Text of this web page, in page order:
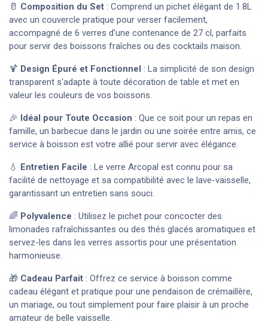
🥛 Composition du Set : Comprend un pichet élégant de 1.8L
avec un couvercle pratique pour verser facilement,
accompagné de 6 verres d'une contenance de 27 cl, parfaits
pour servir des boissons fraîches ou des cocktails maison.
🍹 Design Épuré et Fonctionnel : La simplicité de son design
transparent s'adapte à toute décoration de table et met en
valeur les couleurs de vos boissons.
🎉 Idéal pour Toute Occasion : Que ce soit pour un repas en
famille, un barbecue dans le jardin ou une soirée entre amis, ce
service à boisson est votre allié pour servir avec élégance.
💧 Entretien Facile : Le verre Arcopal est connu pour sa
facilité de nettoyage et sa compatibilité avec le lave-vaisselle,
garantissant un entretien sans souci.
🌈 Polyvalence : Utilisez le pichet pour concocter des
limonades rafraîchissantes ou des thés glacés aromatiques et
servez-les dans les verres assortis pour une présentation
harmonieuse.
🎁 Cadeau Parfait : Offrez ce service à boisson comme
cadeau élégant et pratique pour une pendaison de crémaillère,
un mariage, ou tout simplement pour faire plaisir à un proche
amateur de belle vaisselle.